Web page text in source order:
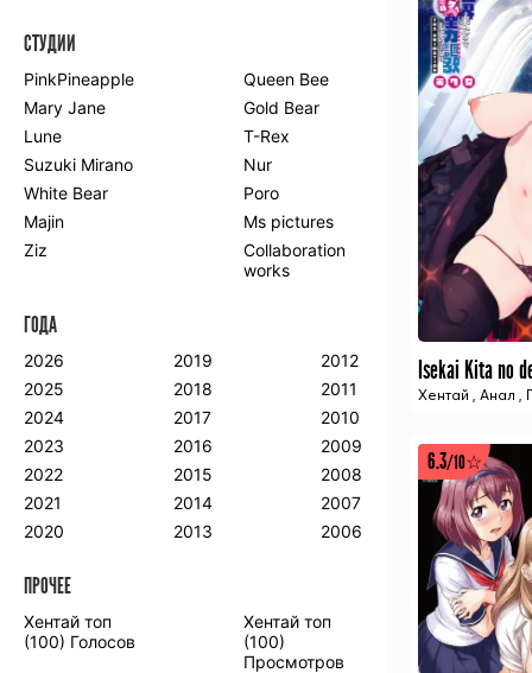
Хентай , Анал ,
6.3/10☆
Гарем
Драма
Игры
Исторический
Магия
Фантастика
Фэнтези
Мистика
Попаданцы в
другой мир
Хентай
ПО ГОДУ
2023
2022
2021
2020
2019
2018
2017
2016
2013
2012
2011
2010
2009
2008
2005
2004
2003
2002
2001
2000
ПРОЧЕЕ
Аниме фильмы Аниме OVA
СТУДИИ
PinkPineapple
Queen Bee
Mary Jane
Gold Bear
Lune
T-Rex
Suzuki Mirano
Nur
White Bear
Poro
Majin
Ms pictures
Ziz
Collaboration
works
ГОДА
2026
2025
2024
2023
2022
2021
2020
2019
2018
2017
2016
2015
2014
2013
2012
2011
2010
2009
2008
2007
2006
ПРОЧЕЕ
Хентай топ
(100) Голосов
Хентай топ
(100)
Просмотров